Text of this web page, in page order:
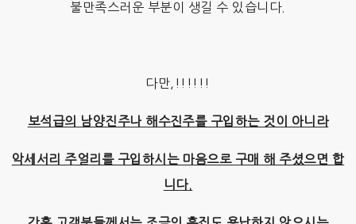
불만족스러운 부분이 생길 수 있습니다.
다만,!!!!!!
보석급의 남양진주나 해수진주를 구입하는 것이 아니라
악세서리 주얼리를 구입하시는 마음으로 구매 해 주셨으면 합
니다.